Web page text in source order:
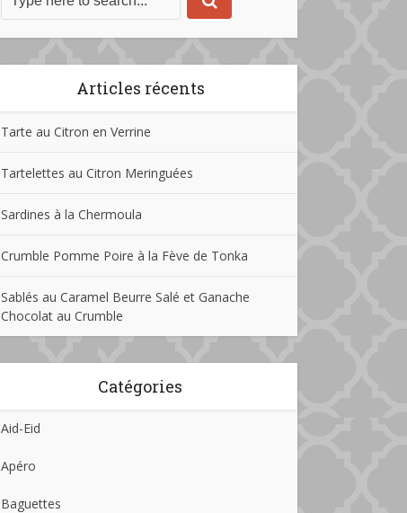
Articles récents
Tarte au Citron en Verrine
Tartelettes au Citron Meringuées
Sardines à la Chermoula
Crumble Pomme Poire à la Fève de Tonka
Sablés au Caramel Beurre Salé et Ganache
Chocolat au Crumble
Catégories
Aid-Eid
Apéro
Baguettes